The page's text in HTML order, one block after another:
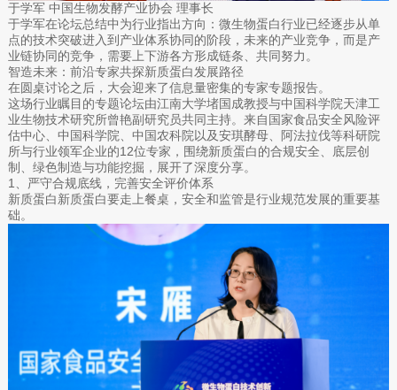
于学军 中国生物发酵产业协会 理事长
于学军在论坛总结中为行业指出方向：微生物蛋白行业已经逐步从单
点的技术突破进入到产业体系协同的阶段，未来的产业竞争，而是产
业链协同的竞争，需要上下游各方形成链条、共同努力。
智造未来：前沿专家共探新质蛋白发展路径
在圆桌讨论之后，大会迎来了信息量密集的专家专题报告。
这场行业瞩目的专题论坛由江南大学堵国成教授与中国科学院天津工
业生物技术研究所曾艳副研究员共同主持。来自国家食品安全风险评
估中心、中国科学院、中国农科院以及安琪酵母、阿法拉伐等科研院
所与行业领军企业的12位专家，围绕新质蛋白的合规安全、底层创
制、绿色制造与功能挖掘，展开了深度分享。
1、严守合规底线，完善安全评价体系
新质蛋白新质蛋白要走上餐桌，安全和监管是行业规范发展的重要基
础。